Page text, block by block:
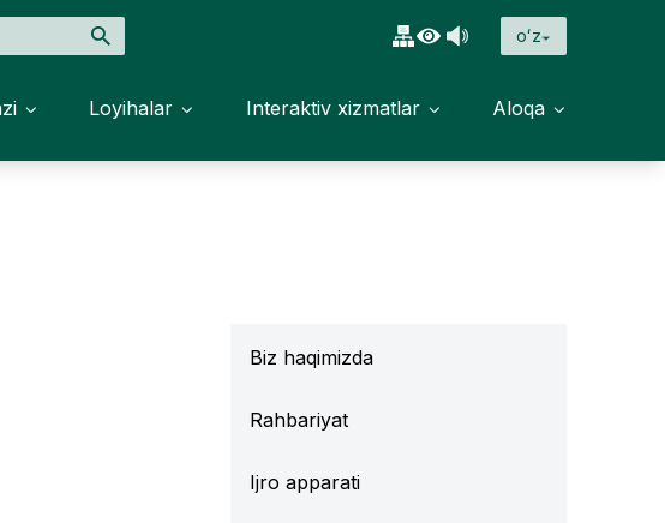
oʻz
Loyihalar Interaktiv xizmatlar Aloqa
Biz haqimizda
Rahbariyat
Ijro apparati